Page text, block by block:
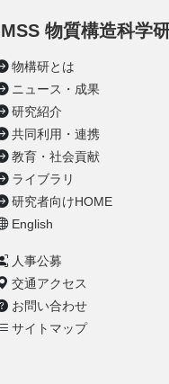
物質構造科学
物構研とは
ニュース・成果
研究紹介
共同利用・連携
教育・社会貢献
ライブラリ
研究者向けHOME
English
人事公募
交通アクセス
お問い合わせ
サイトマップ